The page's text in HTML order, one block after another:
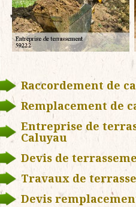
Raccordement de
Remplacement de
Entreprise de
Caluyau
Devis de
Travaux de
Devis